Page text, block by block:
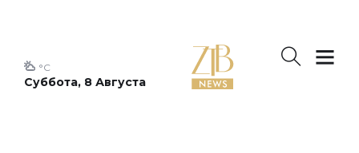
Суббота, 8 Августа
°C